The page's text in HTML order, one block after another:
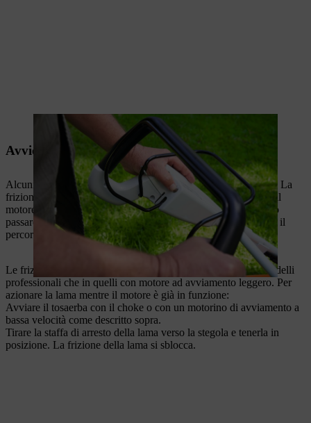
Premendo il pulsante di avviamento, il motore si avvia.
Avvio del tosaerba con frizione freno-lama
Alcuni tosaerba STIHL sono dotati di una frizione freno-lama. La
frizione della lama consente di disaccoppiare le lame rotanti dal
motore senza spegnere il tosaerba. Ad esempio, il tosaerba può
passare da un prato all'altro senza danneggiare le lame durante il
percorso.
Le frizioni delle lame dei tosarba STIHL si trovano sia nei modelli
professionali che in quelli con motore ad avviamento leggero. Per
azionare la lama mentre il motore è già in funzione:
Avviare il tosaerba con il choke o con un motorino di avviamento a
bassa velocità come descritto sopra.
Tirare la staffa di arresto della lama verso la stegola e tenerla in
posizione. La frizione della lama si sblocca.